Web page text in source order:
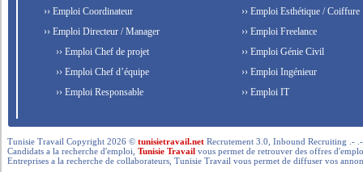
›› Emploi Coordinateur
›› Emploi Directeur / Manager
›› Emploi Chef de projet
›› Emploi Chef d’équipe
›› Emploi Responsable
›› Emploi Esthétique / Coiffure
›› Emploi Freelance
›› Emploi Génie Civil
›› Emploi Ingénieur
›› Emploi IT
Tunisie Travail Copyright 2026 ©tunisietravail.net Recrutement 3.0, Inbound Recruiting .-
Candidats a la recherche d'emploi,Tunisie Travail vous permet de retrouver des offres
Entreprises a la recherche de collaborateurs, Tunisie Travail vous permet de diffuser vos